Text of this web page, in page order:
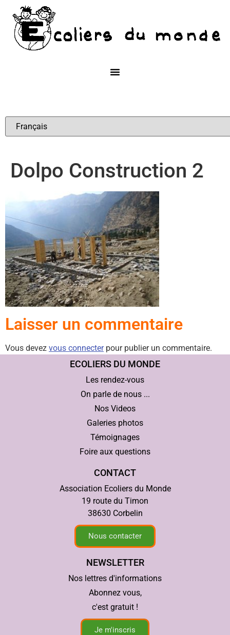
Dolpo Construction 2
Laisser un commentaire
Vous devez vous connecterpour publier un commentaire.
ECOLIERS DU MONDE
Les rendez-vous
On parle de nous ...
Nos Videos
Galeries photos
Témoignages
Foire aux questions
CONTACT
Association Ecoliers du Monde
19 route du Timon
38630 Corbelin
Nous contacter
NEWSLETTER
Nos lettres d'informations
Abonnez vous,
c'est gratuit !
Je m'inscris